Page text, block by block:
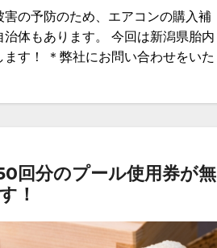
害の予防のため、エアコンの購入補
治体もあります。 今回は新潟県胎内
す！ ＊弊社にお問い合わせをいた
回分のプール使用券が無
！